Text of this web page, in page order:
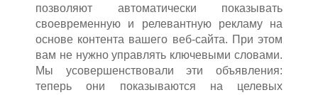
позволяют автоматически показывать
своевременную и релевантную рекламу на
основе контента вашего веб-сайта. При этом
вам не нужно управлять ключевыми словами.
Мы усовершенствовали эти объявления:
теперь они показываются на целевых